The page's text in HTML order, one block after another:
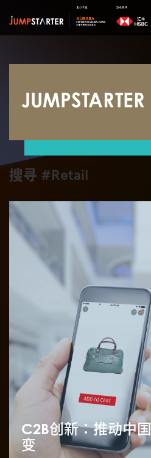
搜寻 #Retail
C2B创新：推动中
变